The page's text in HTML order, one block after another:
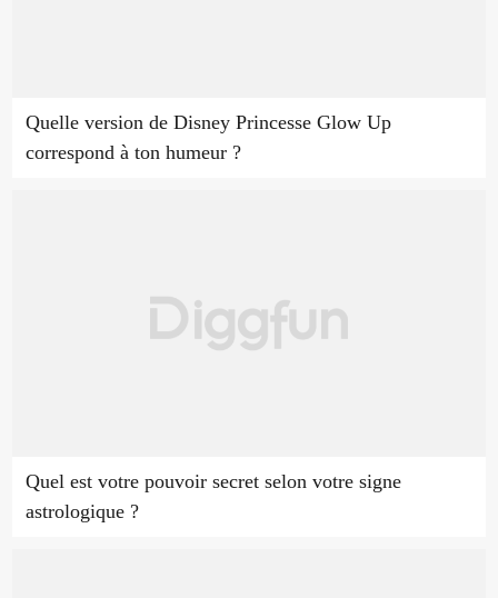
Quelle version de Disney Princesse Glow Up
correspond à ton humeur ?
Quel est votre pouvoir secret selon votre signe
astrologique ?